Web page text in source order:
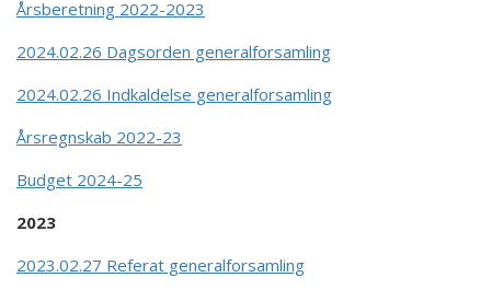
Årsberetning 2022-2023
2024.02.26 Dagsorden generalforsamling
2024.02.26 Indkaldelse generalforsamling
Årsregnskab 2022-23
Budget 2024-25
2023
2023.02.27 Referat generalforsamling